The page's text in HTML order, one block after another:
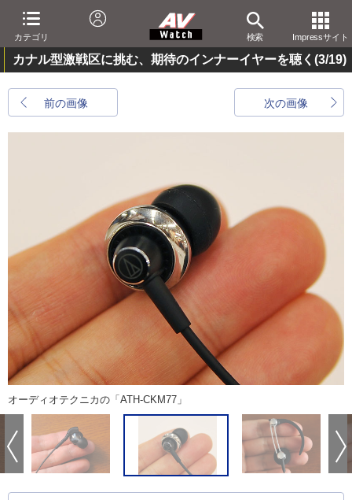
カテゴリ 検索 Impressサイト
カナル型激戦区に挑む、期待のインナーイヤーを聴く (3/19)
前の画像 次の画像
オーディオテクニカの「ATH-CKM77」